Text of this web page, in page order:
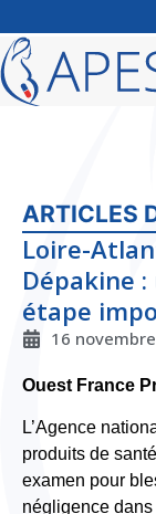
ARTICLES
Loire-
Dépakine
étape
16
Ouest France
L’Agence
produits de
examen pour
négligence